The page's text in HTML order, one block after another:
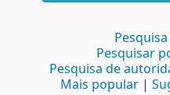
Pesquisar
Pesquisa de
Mais popular